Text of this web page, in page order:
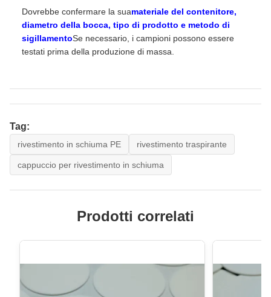
Dovrebbe confermare la suamateriale del contenitore,
diametro della bocca, tipo di prodotto e metodo di
sigillamentoSe necessario, i campioni possono essere
testati prima della produzione di massa.
Tag:
rivestimento in schiuma PE rivestimento traspirante
cappuccio per rivestimento in schiuma
Prodotti correlati